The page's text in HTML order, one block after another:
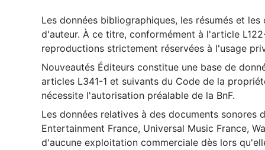
Les données bibliographiques, les résumés et
d'auteur. À ce titre, conformément à l'article
reproductions strictement réservées à l'usage
Nouveautés Éditeurs constitue une base de
articles L341-1 et suivants du Code de la
nécessite l'autorisation préalable de la BnF.
Les données relatives à des documents sonores
Entertainment France, Universal Music France,
d'aucune exploitation commerciale dès lors